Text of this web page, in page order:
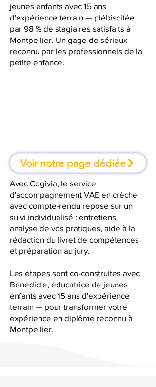
jeunes enfants avec 15 ans
d'expérience terrain — plébiscitée
par 98 % de stagiaires satisfaits à
Montpellier. Un gage de sérieux
reconnu par les professionnels de la
petite enfance.
Voir notre page dédiée
Avec Cogivia, le service
d'accompagnement VAE en crèche
avec compte-rendu repose sur un
suivi individualisé : entretiens,
analyse de vos pratiques, aide à la
rédaction du livret de compétences
et préparation au jury.
Les étapes sont co-construites avec
Bénédicte, éducatrice de jeunes
enfants avec 15 ans d'expérience
terrain — pour transformer votre
expérience en diplôme reconnu à
Montpellier.